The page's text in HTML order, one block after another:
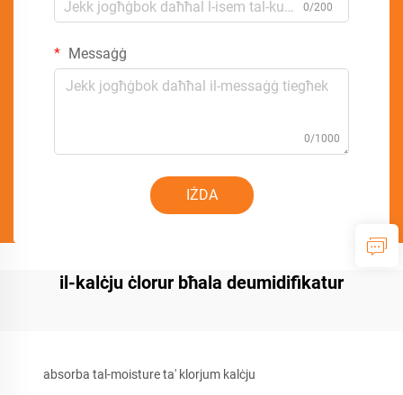
0/200
Messaġġ
0/1000
IŻDA
il-kalċju ċlorur bħala deumidifikatur
absorba tal-moisture ta' klorjum kalċju